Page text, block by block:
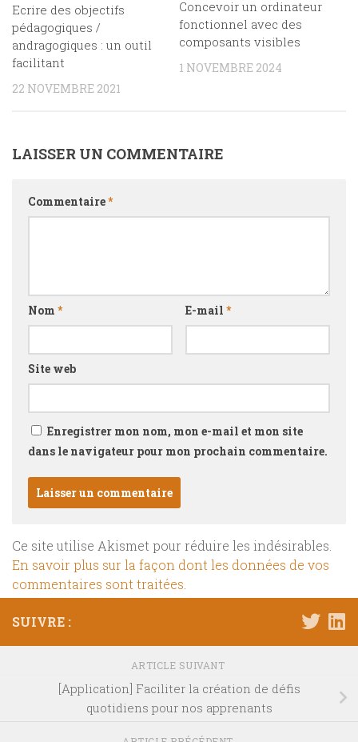
Ecrire des objectifs
pédagogiques /
andragogiques : un outil
facilitant
22 NOVEMBRE 2021
Concevoir un ordinateur
fonctionnel avec des
composants visibles
1 NOVEMBRE 2024
LAISSER UN COMMENTAIRE
Commentaire*
Nom * E-mail *
Site web
Enregistrer mon nom, mon e-mail et mon site
dans le navigateur pour mon prochain commentaire.
Ce site utilise Akismet pour réduire les indésirables.
En savoir plus sur la façon dont les données de vos
commentaires sont traitées
SUIVRE :
ARTICLE SUIVANT
[Application] Faciliter la création de défis
quotidiens pour nos apprenants